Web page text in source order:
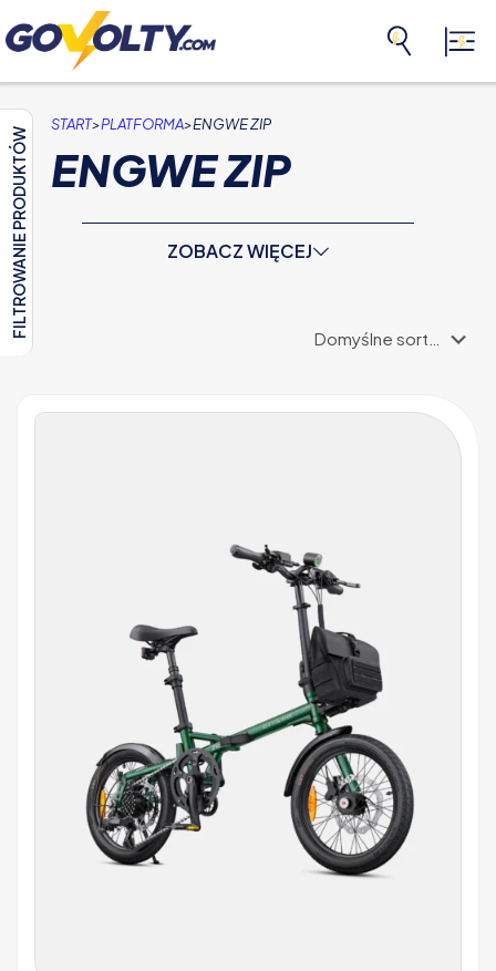
FILTROWANIE PRODUKTÓW
START>PLATFORMA>ENGWE ZIP
ENGWE ZIP
ZOBACZ WIĘCEJ